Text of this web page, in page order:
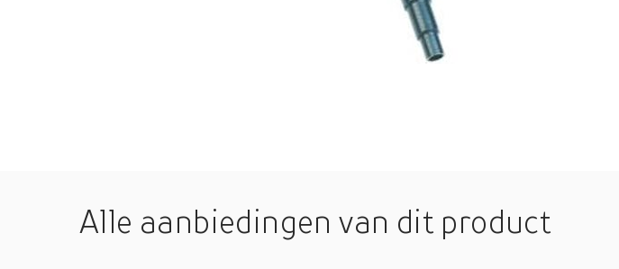
Alle aanbiedingen van dit product